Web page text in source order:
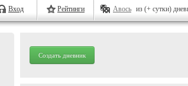
Вход Рейтинги Авось из (+ сутки)
Создать дневник